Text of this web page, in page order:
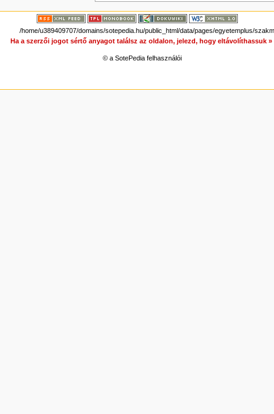
/home/u389409707/domains/sotepedia.hu/public_html/data/pages/egyetemplus/
Ha a szerzői jogot sértő anyagot találsz az oldalon, jelezd, hogy eltávolíthassuk »
© a SotePedia felhasználói